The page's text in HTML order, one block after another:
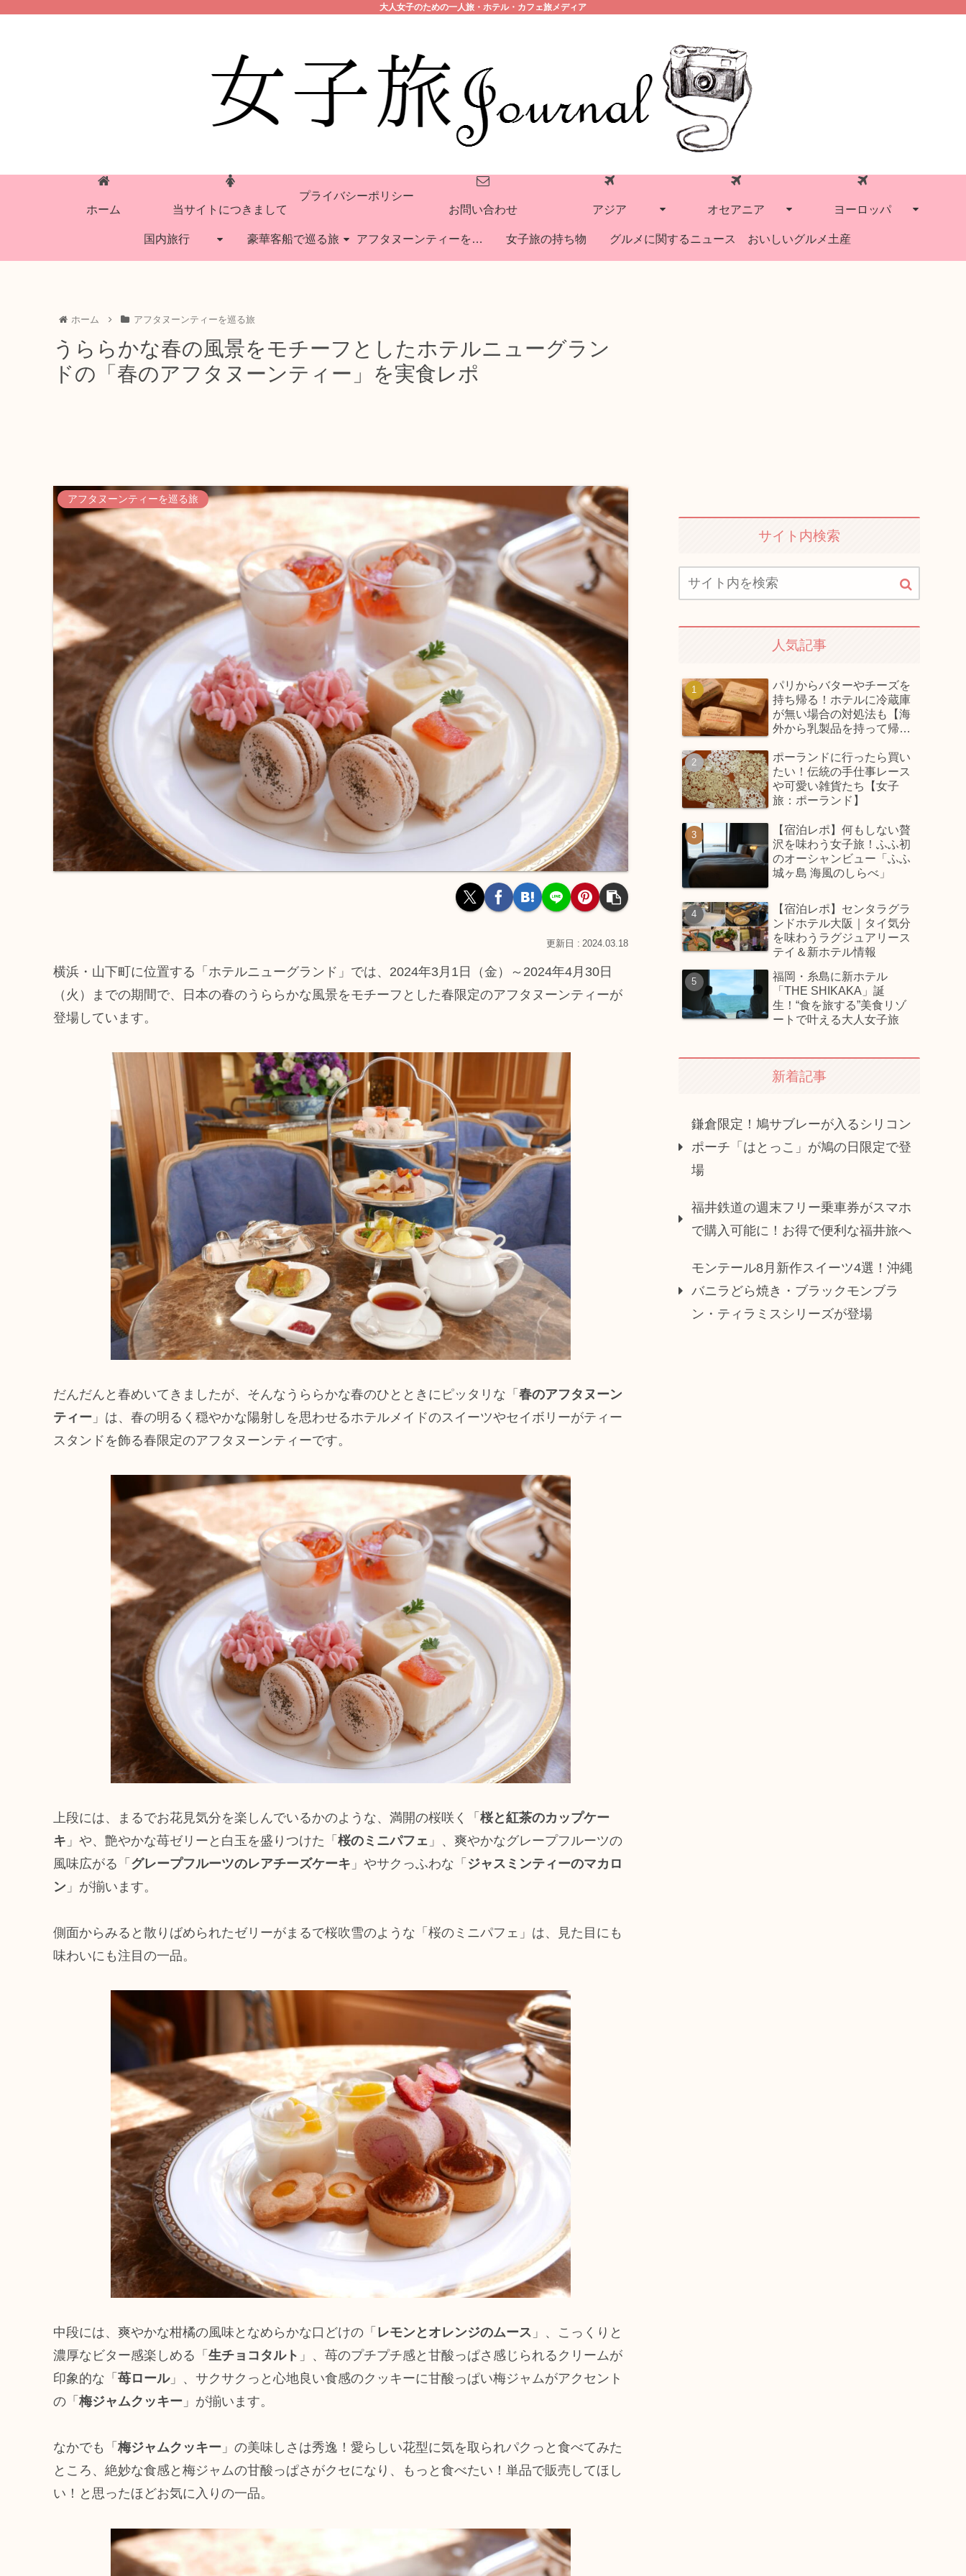
大人女子のための一人旅・ホテル・カフェ旅メディア
ホーム 当サイトにつきまして
プライバシーポリシー
お問い合わせ アジア オセアニア ヨーロッパ
国内旅行 豪華客船で巡る旅 アフタヌーンティーを巡る旅 女子旅の持ち物 グルメに関するニュース おいしいグルメ土産
ホーム アフタヌーンティーを巡る旅
うららかな春の風景をモチーフとしたホテルニューグラン
ドの「春のアフタヌーンティー」を実食レポ
アフタヌーンティーを巡る旅
2024.03.18
横浜・山下町に位置する「ホテルニューグランド」では、2024年3月1日（金）～2024年4月30日
（火）までの期間で、日本の春のうららかな風景をモチーフとした春限定のアフタヌーンティーが
登場しています。
だんだんと春めいてきましたが、そんなうららかな春のひとときにピッタリな「 春のアフタヌーン
ティー 」は、春の明るく穏やかな陽射しを思わせるホテルメイドのスイーツやセイボリーがティー
スタンドを飾る春限定のアフタヌーンティーです。
上段には、まるでお花見気分を楽しんでいるかのような、満開の桜咲く「 桜と紅茶のカップケー
キ 」や、艶やかな苺ゼリーと白玉を盛りつけた「 桜のミニパフェ 」、爽やかなグレープフルーツの
風味広がる「 グレープフルーツのレアチーズケーキ 」やサクっふわな「 ジャスミンティーのマカロ
ン 」が揃います。
側面からみると散りばめられたゼリーがまるで桜吹雪のような「桜のミニパフェ」は、見た目にも
味わいにも注目の一品。
中段には、爽やかな柑橘の風味となめらかな口どけの「 レモンとオレンジのムース 」、こっくりと
濃厚なビター感楽しめる「 生チョコタルト 」、苺のプチプチ感と甘酸っぱさ感じられるクリームが
印象的な「 苺ロール」、サクサクっと心地良い食感のクッキーに甘酸っぱい梅ジャムがアクセント
の「 梅ジャムクッキー 」が揃います。
なかでも「 梅ジャムクッキー 」の美味しさは秀逸！愛らしい花型に気を取られパクっと食べてみた
ところ、絶妙な食感と梅ジャムの甘酸っぱさがクセになり、もっと食べたい！単品で販売してほし
い！と思ったほどお気に入りの一品。
サイト内検索
人気記事
パリからバターやチーズを
持ち帰る！ホテルに冷蔵庫
が無い場合の対処法も【海
外から乳製品を持って帰っ
ポーランドに行ったら買い
たい！伝統の手仕事レース
や可愛い雑貨たち【女子
旅：ポーランド】
【宿泊レポ】何もしない贅
沢を味わう女子旅！ふふ初
のオーシャンビュー「ふふ
城ヶ島 海風のしらべ」
【宿泊レポ】センタラグラ
ンドホテル大阪｜タイ気分
を味わうラグジュアリース
テイ＆新ホテル情報
福岡・糸島に新ホテル
「THE SHIKAKA」誕
生！“食を旅する”美食リゾ
ートで叶える大人女子旅
新着記事
鎌倉限定！鳩サブレーが入るシリコン
ポーチ「はとっこ」が鳩の日限定で登
場
福井鉄道の週末フリー乗車券がスマホ
で購入可能に！お得で便利な福井旅へ
モンテール8月新作スイーツ4選！沖縄
バニラどら焼き・ブラックモンブラ
ン・ティラミスシリーズが登場